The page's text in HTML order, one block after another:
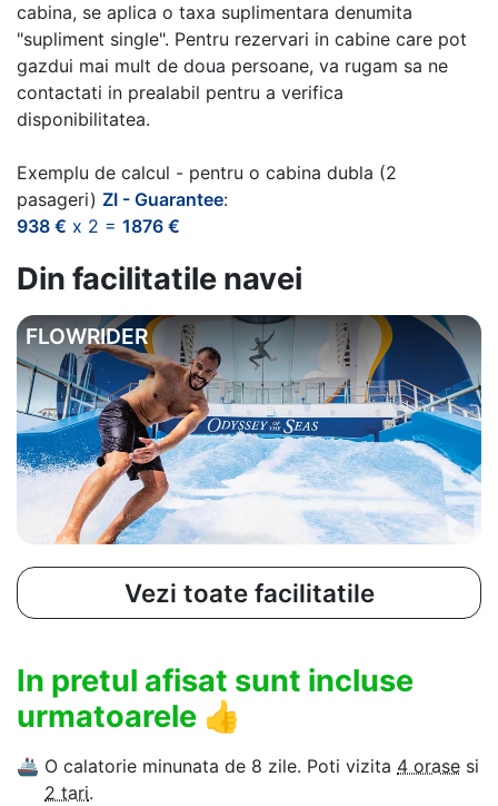
cabina, se aplica o taxa suplimentara denumita
"supliment single". Pentru rezervari in cabine care pot
gazdui mai mult de doua persoane, va rugam sa ne
contactati in prealabil pentru a verifica
disponibilitatea.
Exemplu de calcul - pentru o cabina dubla (2
pasageri) ZI - Guarantee:
938 € x 2 = 1876 €
Din facilitatile navei
FLOWRIDER
Vezi toate facilitatile
In pretul afisat sunt incluse
urmatoarele 👍
🚢 O calatorie minunata de 8 zile. Poti vizita 4 orase si
2 tari.